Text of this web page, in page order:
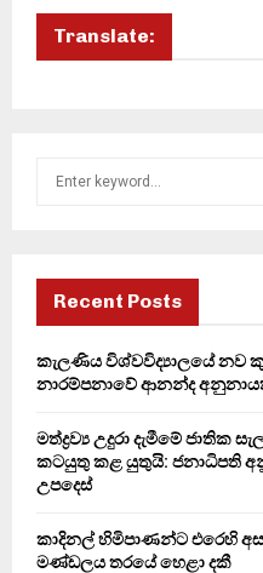
Translate:
f
r
Recent Posts
කැලණිය විශ්වවිද්‍යාලයේ නව
නාරම්පනාවේ ආනන්ද
මත්ද්‍රව්‍ය උදුරා දැමීමේ ජාතික
කටයුතු කළ යුතුයි: ජනාධිපති
උපදෙස්
කාදිනල් හිමිපාණන්ට එරෙහි
මණ්ඩලය තරයේ හෙළා දකී